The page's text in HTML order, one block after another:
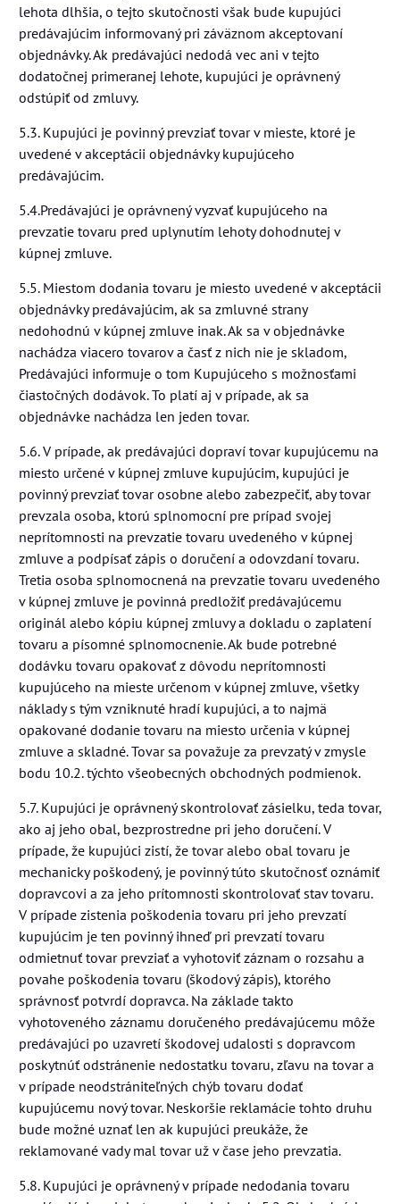
lehota dlhšia, o tejto skutočnosti však bude kupujúci
predávajúcim informovaný pri záväznom akceptovaní
objednávky. Ak predávajúci nedodá vec ani v tejto
dodatočnej primeranej lehote, kupujúci je oprávnený
odstúpiť od zmluvy.
5.3. Kupujúci je povinný prevziať tovar v mieste, ktoré je
uvedené v akceptácii objednávky kupujúceho
predávajúcim.
5.4.Predávajúci je oprávnený vyzvať kupujúceho na
prevzatie tovaru pred uplynutím lehoty dohodnutej v
kúpnej zmluve.
5.5. Miestom dodania tovaru je miesto uvedené v akceptácii
objednávky predávajúcim, ak sa zmluvné strany
nedohodnú v kúpnej zmluve inak. Ak sa v objednávke
nachádza viacero tovarov a časť z nich nie je skladom,
Predávajúci informuje o tom Kupujúceho s možnosťami
čiastočných dodávok. To platí aj v prípade, ak sa
objednávke nachádza len jeden tovar.
5.6. V prípade, ak predávajúci dopraví tovar kupujúcemu na
miesto určené v kúpnej zmluve kupujúcim, kupujúci je
povinný prevziať tovar osobne alebo zabezpečiť, aby tovar
prevzala osoba, ktorú splnomocní pre prípad svojej
neprítomnosti na prevzatie tovaru uvedeného v kúpnej
zmluve a podpísať zápis o doručení a odovzdaní tovaru.
Tretia osoba splnomocnená na prevzatie tovaru uvedeného
v kúpnej zmluve je povinná predložiť predávajúcemu
originál alebo kópiu kúpnej zmluvy a dokladu o zaplatení
tovaru a písomné splnomocnenie. Ak bude potrebné
dodávku tovaru opakovať z dôvodu neprítomnosti
kupujúceho na mieste určenom v kúpnej zmluve, všetky
náklady s tým vzniknuté hradí kupujúci, a to najmä
opakované dodanie tovaru na miesto určenia v kúpnej
zmluve a skladné. Tovar sa považuje za prevzatý v zmysle
bodu 10.2. týchto všeobecných obchodných podmienok.
5.7. Kupujúci je oprávnený skontrolovať zásielku, teda tovar,
ako aj jeho obal, bezprostredne pri jeho doručení. V
prípade, že kupujúci zistí, že tovar alebo obal tovaru je
mechanicky poškodený, je povinný túto skutočnosť oznámiť
dopravcovi a za jeho prítomnosti skontrolovať stav tovaru.
V prípade zistenia poškodenia tovaru pri jeho prevzatí
kupujúcim je ten povinný ihneď pri prevzatí tovaru
odmietnuť tovar prevziať a vyhotoviť záznam o rozsahu a
povahe poškodenia tovaru (škodový zápis), ktorého
správnosť potvrdí dopravca. Na základe takto
vyhotoveného záznamu doručeného predávajúcemu môže
predávajúci po uzavretí škodovej udalosti s dopravcom
poskytnúť odstránenie nedostatku tovaru, zľavu na tovar a
v prípade neodstrániteľných chýb tovaru dodať
kupujúcemu nový tovar. Neskoršie reklamácie tohto druhu
bude možné uznať len ak kupujúci preukáže, že
reklamované vady mal tovar už v čase jeho prevzatia.
5.8. Kupujúci je oprávnený v prípade nedodania tovaru